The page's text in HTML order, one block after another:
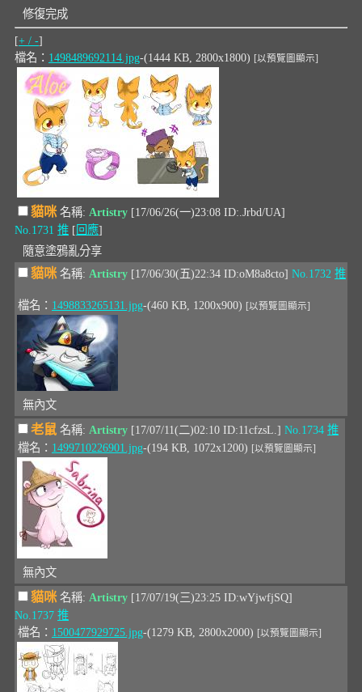
修復完成
[+ / -]
檔名： 1498489692114.jpg-(1444 KB, 2800x1800) [以預覽圖顯示]
貓咪 名稱: Artistry [17/06/26(一)23:08 ID:.Jrbd/UA]
No.1731 推 [回應]
隨意塗鴉亂分享
貓咪 名稱: Artistry [17/06/30(五)22:34 ID:oM8a8cto] No.1732 推
檔名： 1498833265131.jpg-(460 KB, 1200x900) [以預覽圖顯示]
無內文
老鼠 名稱: Artistry [17/07/11(二)02:10 ID:11cfzsL.] No.1734 推
檔名： 1499710226901.jpg-(194 KB, 1072x1200) [以預覽圖顯示]
無內文
貓咪 名稱: Artistry [17/07/19(三)23:25 ID:wYjwfjSQ]
No.1737 推
檔名： 1500477929725.jpg-(1279 KB, 2800x2000) [以預覽圖顯示]